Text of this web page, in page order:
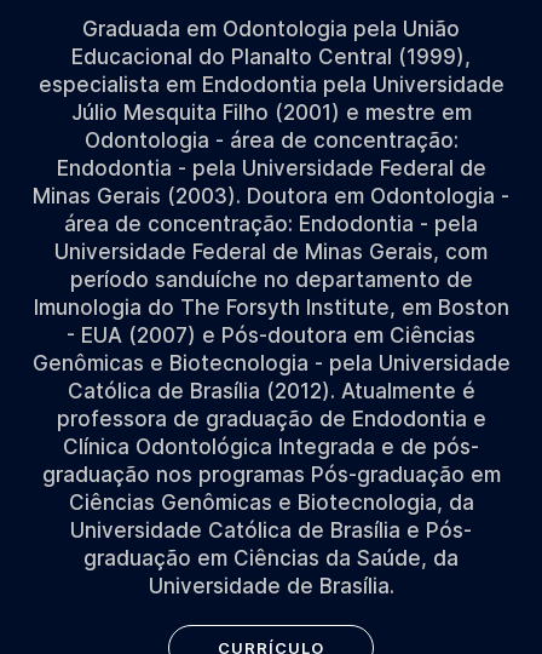
Graduada em Odontologia pela União
Educacional do Planalto Central (1999),
especialista em Endodontia pela Universidade
Júlio Mesquita Filho (2001) e mestre em
Odontologia - área de concentração:
Endodontia - pela Universidade Federal de
Minas Gerais (2003). Doutora em Odontologia -
área de concentração: Endodontia - pela
Universidade Federal de Minas Gerais, com
período sanduíche no departamento de
Imunologia do The Forsyth Institute, em Boston
- EUA (2007) e Pós-doutora em Ciências
Genômicas e Biotecnologia - pela Universidade
Católica de Brasília (2012). Atualmente é
professora de graduação de Endodontia e
Clínica Odontológica Integrada e de pós-
graduação nos programas Pós-graduação em
Ciências Genômicas e Biotecnologia, da
Universidade Católica de Brasília e Pós-
graduação em Ciências da Saúde, da
Universidade de Brasília.
CURRÍCULO